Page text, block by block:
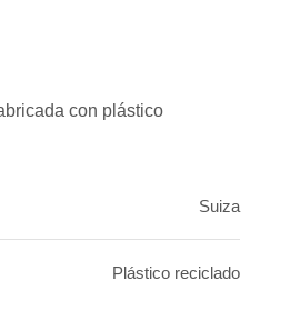
con plástico
Suiza
Plástico reciclado